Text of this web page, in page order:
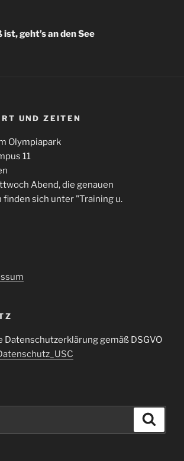
ist, geht’s an den See
UND ZEITEN
Olympiapark
11
Abend, die genauen
sich unter "Training u.
Datenschutzerklärung gemäß DSGVO